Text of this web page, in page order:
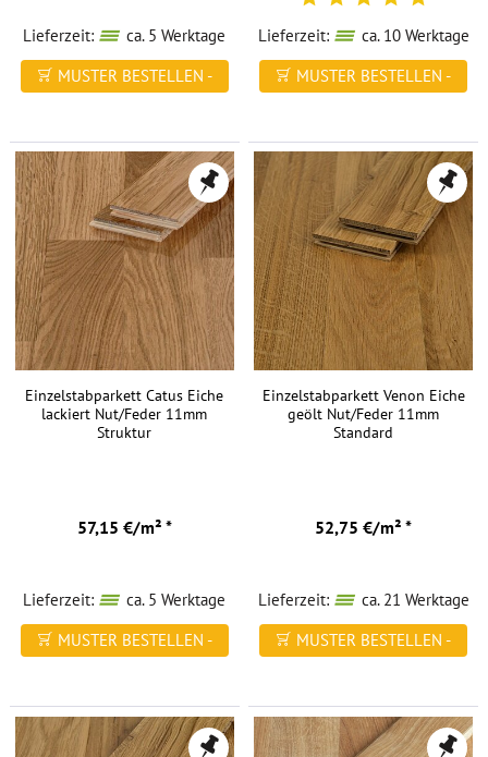
Lieferzeit:
ca. 5 Werktage
MUSTER BESTELLEN -
Lieferzeit:
ca. 10 Werktage
MUSTER BESTELLEN -
Einzelstabparkett Catus Eiche
lackiert Nut/Feder 11mm
Struktur
57,15 €/m² *
Lieferzeit:
ca. 5 Werktage
MUSTER BESTELLEN -
Einzelstabparkett Venon Eiche
geölt Nut/Feder 11mm
Standard
52,75 €/m² *
Lieferzeit:
ca. 21 Werktage
MUSTER BESTELLEN -